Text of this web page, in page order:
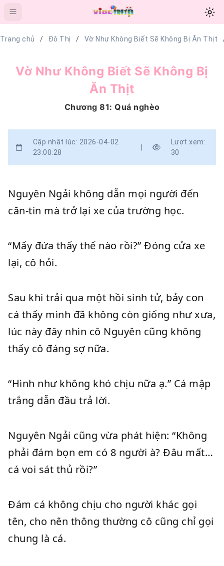
Trang chủ Đô Thị Vờ Như Không Biết Sẽ Không Bị Ăn Thịt
Vờ Như Không Biết Sẽ Không Bị
Ăn Thịt
Chương 81: Quá nghèo
Cập nhật lúc: 2026-04-02
23:00:28
|
Lượt xem:
30
Nguyên Ngải không dẫn mọi người đến
căn-tin mà trở lại xe của trường học.
“Mấy đứa thấy thế nào rồi?” Đóng cửa xe
lại, cô hỏi.
Sau khi trải qua một hồi sinh tử, bảy con
cá thấy mình đã không còn giống như xưa,
lúc này đây nhìn cô Nguyên cũng không
thấy cô đáng sợ nữa.
“Hình như không khó chịu nữa ạ.” Cá mập
trắng dẫn đầu trả lời.
Nguyên Ngải cũng vừa phát hiện: “Không
phải đám bọn em có 8 người à? Đâu mất…
cá voi sát thủ rồi?”
Đám cá không chịu cho người khác gọi
tên, cho nên thông thường cô cũng chỉ gọi
chung là cá.